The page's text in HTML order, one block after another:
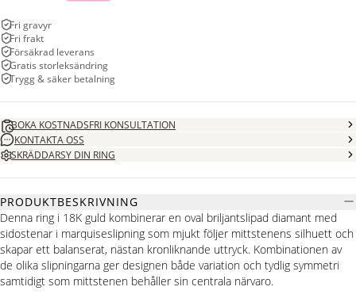
Fri gravyr
Fri frakt
Försäkrad leverans
Gratis storleksändring
Trygg & säker betalning
BOKA KOSTNADSFRI KONSULTATION
KONTAKTA OSS
SKRÄDDARSY DIN RING
PRODUKTBESKRIVNING
Denna ring i 18K guld kombinerar en oval briljantslipad diamant med
sidostenar i marquiseslipning som mjukt följer mittstenens silhuett och
skapar ett balanserat, nästan kronliknande uttryck. Kombinationen av
de olika slipningarna ger designen både variation och tydlig symmetri
samtidigt som mittstenen behåller sin centrala närvaro.